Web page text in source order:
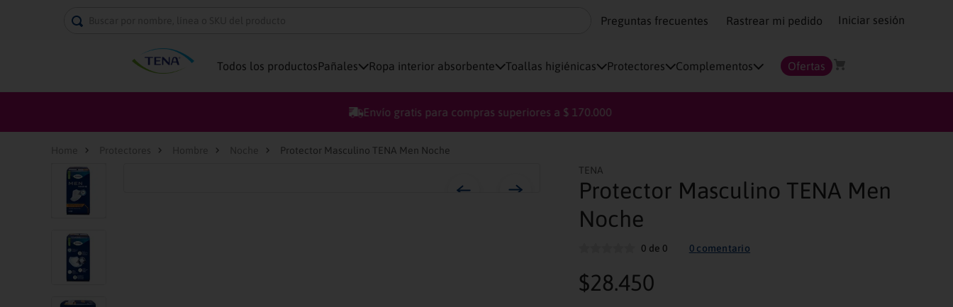
Buscar por nombre, línea o SKU del producto
Preguntas frecuentes Rastrear mi pedido Iniciar sesión
Todos los productosPañales Ropa interior absorbente Toallas higiénicas Protectores Complementos Ofertas
Envío gratis para compras superiores a $ 170.000
Protector Masculino TENA Men Noche
TENA
Protector Masculino TENA Men
Noche
0 de 0 0 comentario
$28.450